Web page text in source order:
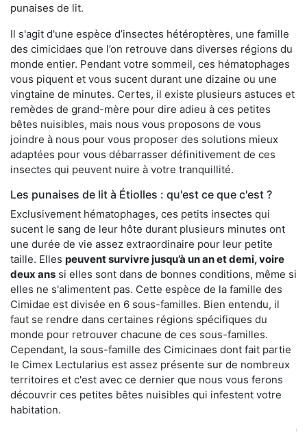
punaises de lit.
Il s'agit d'une espèce d’insectes hétéroptères, une famille
des cimicidaes que l’on retrouve dans diverses régions du
monde entier. Pendant votre sommeil, ces hématophages
vous piquent et vous sucent durant une dizaine ou une
vingtaine de minutes. Certes, il existe plusieurs astuces et
remèdes de grand-mère pour dire adieu à ces petites
bêtes nuisibles, mais nous vous proposons de vous
joindre à nous pour vous proposer des solutions mieux
adaptées pour vous débarrasser définitivement de ces
insectes qui peuvent nuire à votre tranquillité.
Les punaises de lit à Étiolles : qu'est ce que c'est ?
Exclusivement hématophages, ces petits insectes qui
sucent le sang de leur hôte durant plusieurs minutes ont
une durée de vie assez extraordinaire pour leur petite
taille. Elles peuvent survivre jusqu’à un an et demi, voire
deux ans si elles sont dans de bonnes conditions, même si
elles ne s'alimentent pas. Cette espèce de la famille des
Cimidae est divisée en 6 sous-familles. Bien entendu, il
faut se rendre dans certaines régions spécifiques du
monde pour retrouver chacune de ces sous-familles.
Cependant, la sous-famille des Cimicinaes dont fait partie
le Cimex Lectularius est assez présente sur de nombreux
territoires et c'est avec ce dernier que nous vous ferons
découvrir ces petites bêtes nuisibles qui infestent votre
habitation.